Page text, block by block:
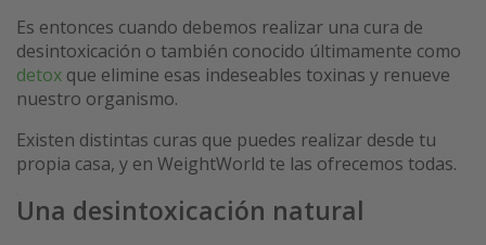
Es entonces cuando debemos realizar una cura de
desintoxicación o también conocido últimamente como
detox que elimine esas indeseables toxinas y renueve
nuestro organismo.
Existen distintas curas que puedes realizar desde tu
propia casa, y en WeightWorld te las ofrecemos todas.
Una desintoxicación natural